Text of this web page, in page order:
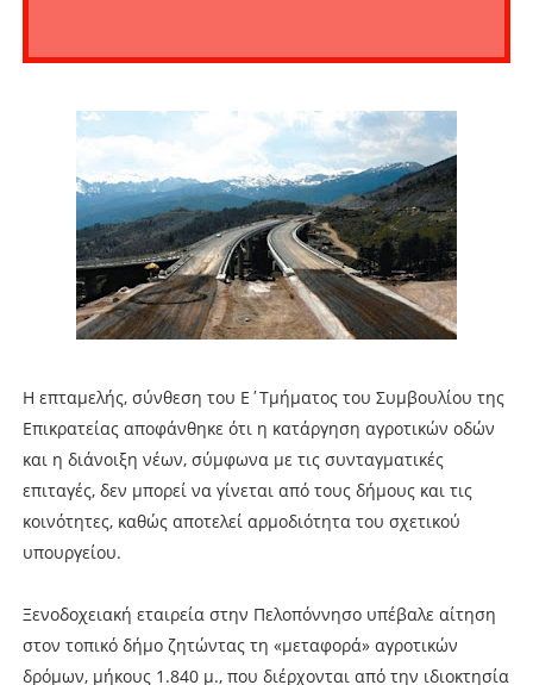
Η επταμελής, σύνθεση του Ε΄Τμήματος του Συμβουλίου της
Επικρατείας αποφάνθηκε ότι η κατάργηση αγροτικών οδών
και η διάνοιξη νέων, σύμφωνα με τις συνταγματικές
επιταγές, δεν μπορεί να γίνεται από τους δήμους και τις
κοινότητες, καθώς αποτελεί αρμοδιότητα του σχετικού
υπουργείου.
Ξενοδοχειακή εταιρεία στην Πελοπόννησο υπέβαλε αίτηση
στον τοπικό δήμο ζητώντας τη «μεταφορά» αγροτικών
δρόμων, μήκους 1.840 μ., που διέρχονται από την ιδιοκτησία